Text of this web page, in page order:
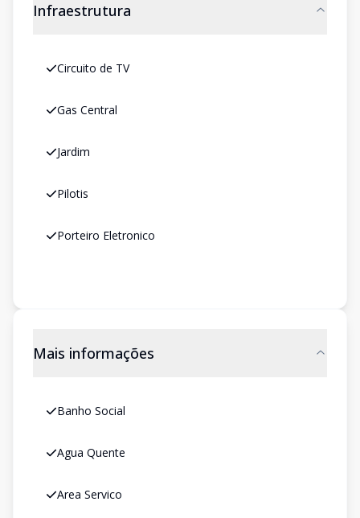
Infraestrutura
Circuito de TV
Gas Central
Jardim
Pilotis
Porteiro Eletronico
Mais informações
Banho Social
Agua Quente
Area Servico